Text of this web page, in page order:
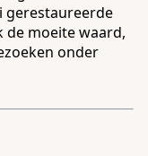
gerestaureerde
de moeite waard,
onder